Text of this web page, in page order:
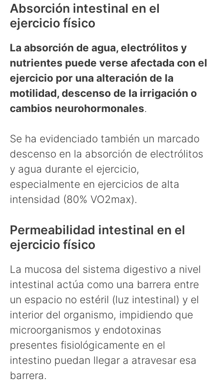
Absorción intestinal en el
ejercicio físico
La absorción de agua, electrólitos y
nutrientes puede verse afectada con el
ejercicio por una alteración de la
motilidad, descenso de la irrigación o
cambios neurohormonales.
Se ha evidenciado también un marcado
descenso en la absorción de electrólitos
y agua durante el ejercicio,
especialmente en ejercicios de alta
intensidad (80% VO2max).
Permeabilidad intestinal en el
ejercicio físico
La mucosa del sistema digestivo a nivel
intestinal actúa como una barrera entre
un espacio no estéril (luz intestinal) y el
interior del organismo, impidiendo que
microorganismos y endotoxinas
presentes fisiológicamente en el
intestino puedan llegar a atravesar esa
barrera.